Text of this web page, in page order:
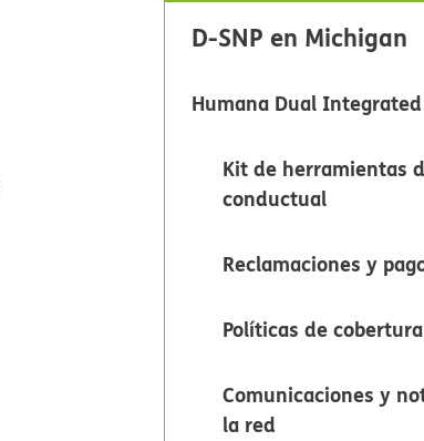
D-SNP en Michigan​​
Humana Dual Integrated​​
Kit de herramientas
conductual​​
Reclamaciones y
Políticas de
Comunicaciones y
la red​​